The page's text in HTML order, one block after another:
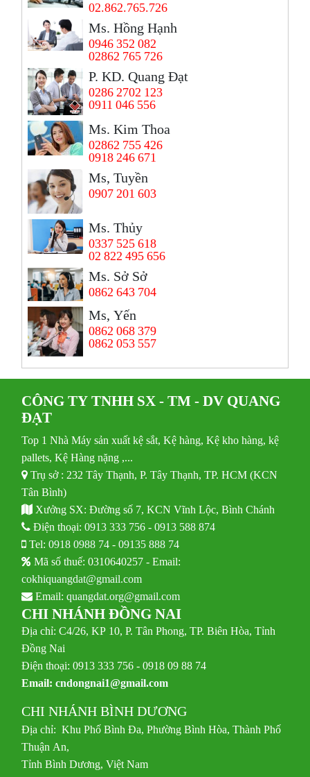
02.862.765.726
Ms. Hồng Hạnh
0946 352 082
02862 765 726
P. KD. Quang Đạt
0286 2702 123
0911 046 556
Ms. Kim Thoa
02862 755 426
0918 246 671
Ms, Tuyền
0907 201 603
Ms. Thủy
0337 525 618
02 822 495 656
Ms. Sở Sở
0862 643 704
Ms, Yến
0862 068 379
0862 053 557
CÔNG TY TNHH SX - TM - DV QUANG
ĐẠT
Top 1 Nhà Máy sản xuất kệ sắt, Kệ hàng, Kệ kho hàng, kệ
pallets, Kệ Hàng nặng ,...
Trụ sở : 232 Tây Thạnh, P. Tây Thạnh, TP. HCM (KCN
Tân Bình)
Xưởng SX: Đường số 7, KCN Vĩnh Lộc, Bình Chánh
Điện thoại:0913 333 756 -0913 588 874
Tel:0918 0988 74 -09135 888 74
Mã số thuế: 0310640257 - Email:
cokhiquangdat@gmail.com
Email:quangdat.org@gmail.com
CHI NHÁNH ĐỒNG NAI
Địa chỉ: C4/26, KP 10, P. Tân Phong, TP. Biên Hòa, Tỉnh
Đồng Nai
Điện thoại: 0913 333 756 - 0918 09 88 74
Email:cndongnai1@gmail.com
CHI NHÁNH BÌNH DƯƠNG
Địa chỉ: Khu Phố Bình Đa, Phường Bình Hòa, Thành Phố
Thuận An,
Tỉnh Bình Dương, Việt Nam